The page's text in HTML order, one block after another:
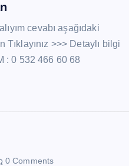
cevabı aşağıdaki
>>> Detaylı bilgi
: 0 532 466 60 68
0 Comments